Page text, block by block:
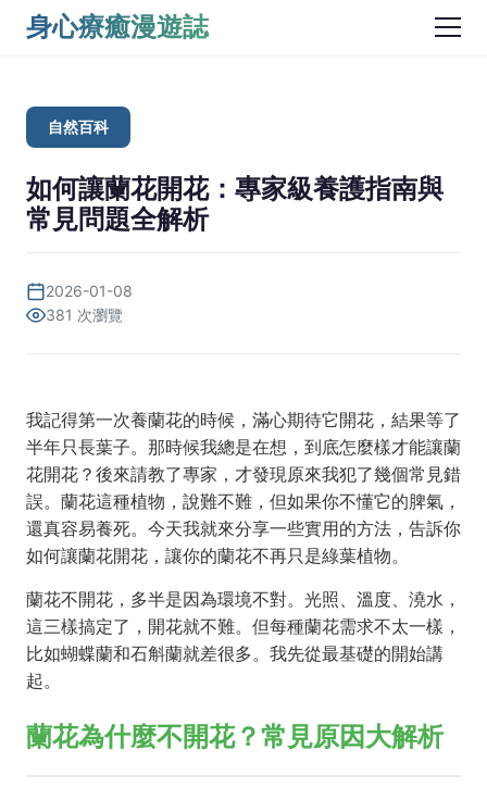
身心療癒漫遊誌
自然百科
如何讓蘭花開花：專家級養護指南與
常見問題全解析
2026-01-08
381 次瀏覽
我記得第一次養蘭花的時候，滿心期待它開花，結果等了
半年只長葉子。那時候我總是在想，到底怎麼樣才能讓蘭
花開花？後來請教了專家，才發現原來我犯了幾個常見錯
誤。蘭花這種植物，說難不難，但如果你不懂它的脾氣，
還真容易養死。今天我就來分享一些實用的方法，告訴你
如何讓蘭花開花，讓你的蘭花不再只是綠葉植物。
蘭花不開花，多半是因為環境不對。光照、溫度、澆水，
這三樣搞定了，開花就不難。但每種蘭花需求不太一樣，
比如蝴蝶蘭和石斛蘭就差很多。我先從最基礎的開始講
起。
蘭花為什麼不開花？常見原因大解析